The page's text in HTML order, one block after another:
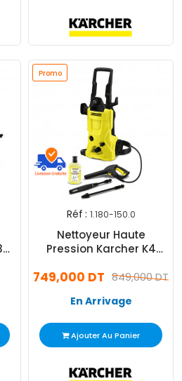
Promo
Réf : 1.180-150.0
Nettoyeur Haute
Pression Karcher K4
849,000 DT
749,000 DT
En Arrivage
Ajouter Au Panier